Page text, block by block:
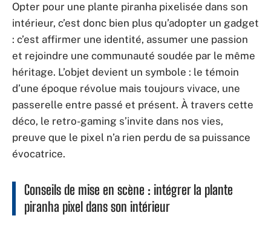
Opter pour une plante piranha pixelisée dans son
intérieur, c’est donc bien plus qu’adopter un gadget
: c’est affirmer une identité, assumer une passion
et rejoindre une communauté soudée par le même
héritage. L’objet devient un symbole : le témoin
d’une époque révolue mais toujours vivace, une
passerelle entre passé et présent. À travers cette
déco, le retro-gaming s’invite dans nos vies,
preuve que le pixel n’a rien perdu de sa puissance
évocatrice.
Conseils de mise en scène : intégrer la plante
piranha pixel dans son intérieur